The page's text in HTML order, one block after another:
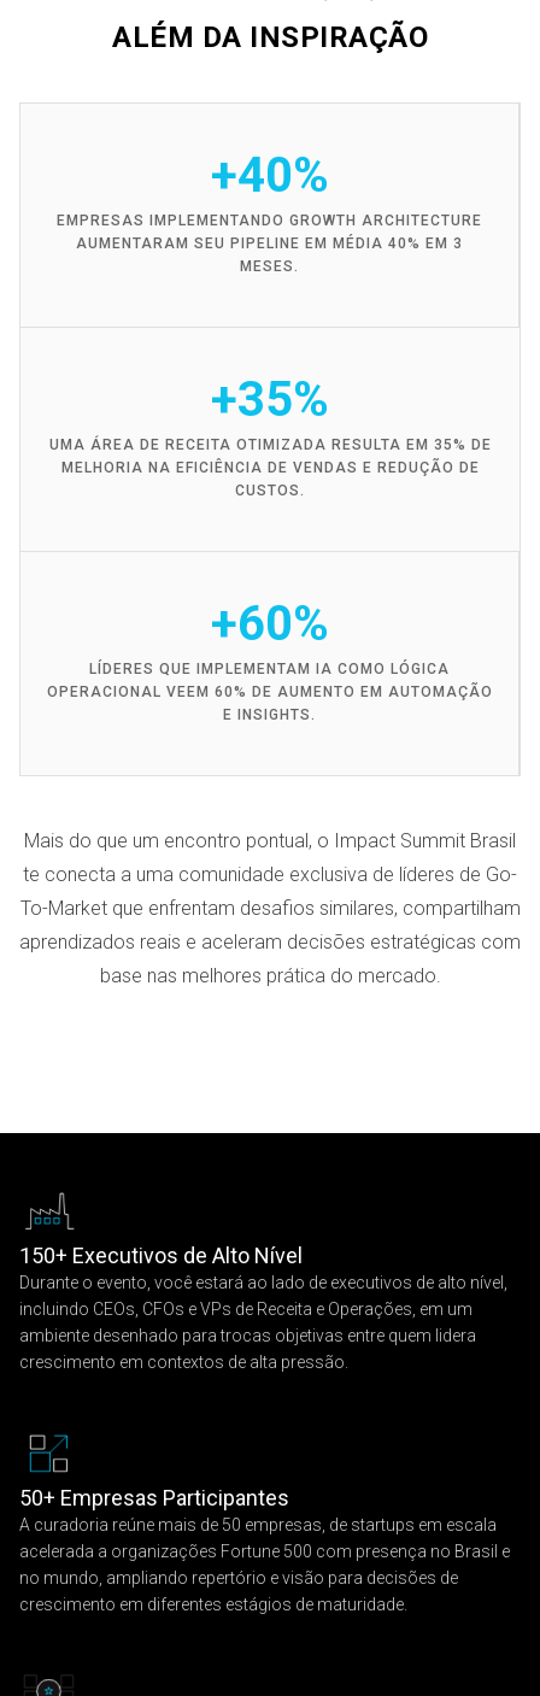
ALÉM DA INSPIRAÇÃO
+40%
EMPRESAS IMPLEMENTANDO GROWTH ARCHITECTURE
AUMENTARAM SEU PIPELINE EM MÉDIA 40% EM 3
MESES.
+35%
UMA ÁREA DE RECEITA OTIMIZADA RESULTA EM 35% DE
MELHORIA NA EFICIÊNCIA DE VENDAS E REDUÇÃO DE
CUSTOS.
+60%
LÍDERES QUE IMPLEMENTAM IA COMO LÓGICA
OPERACIONAL VEEM 60% DE AUMENTO EM AUTOMAÇÃO
E INSIGHTS.
Mais do que um encontro pontual, o Impact Summit Brasil
te conecta a uma comunidade exclusiva de líderes de Go-
To-Market que enfrentam desafios similares, compartilham
aprendizados reais e aceleram decisões estratégicas com
base nas melhores prática do mercado.
150+ Executivos de Alto Nível
Durante o evento, você estará ao lado de executivos de alto nível,
incluindo CEOs, CFOs e VPs de Receita e Operações, em um
ambiente desenhado para trocas objetivas entre quem lidera
crescimento em contextos de alta pressão.
50+ Empresas Participantes
A curadoria reúne mais de 50 empresas, de startups em escala
acelerada a organizações Fortune 500 com presença no Brasil e
no mundo, ampliando repertório e visão para decisões de
crescimento em diferentes estágios de maturidade.